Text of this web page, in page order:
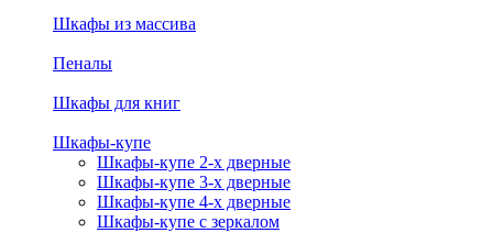
Шкафы из массива
Пеналы
Шкафы для книг
Шкафы-купе
Шкафы-купе 2-х дверные
Шкафы-купе 3-х дверные
Шкафы-купе 4-х дверные
Шкафы-купе с зеркалом